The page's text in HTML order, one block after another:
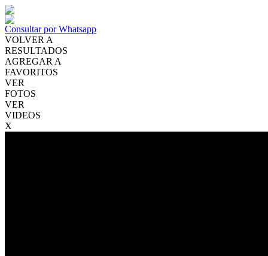
Consultar por Whatsapp
VOLVER A
RESULTADOS
AGREGAR A
FAVORITOS
VER
FOTOS
VER
VIDEOS
X